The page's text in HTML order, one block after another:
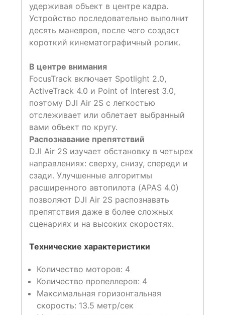
удерживая объект в центре кадра.
Устройство последовательно выполнит
десять маневров, после чего создаст
короткий кинематографичный ролик.
В центре внимания
FocusTrack включает Spotlight 2.0,
ActiveTrack 4.0 и Point of Interest 3.0,
поэтому DJI Air 2S с легкостью
отслеживает или облетает выбранный
вами объект по кругу.
Распознавание препятствий
DJI Air 2S изучает обстановку в четырех
направлениях: сверху, снизу, спереди и
сзади. Улучшенные алгоритмы
расширенного автопилота (APAS 4.0)
позволяют DJI Air 2S распознавать
препятствия даже в более сложных
сценариях и на высоких скоростях.
Технические характеристики
Количество моторов: 4
Количество пропеллеров: 4
Максимальная горизонтальная
скорость: 13.5 метр/сек